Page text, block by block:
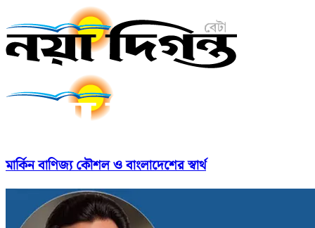
মার্কিন বাণিজ্য কৌশল ও বাংলাদেশের স্বার্থ